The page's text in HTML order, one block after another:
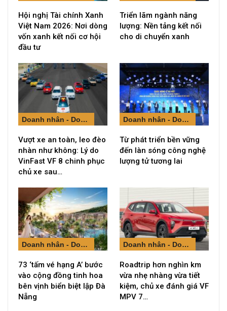
Hội nghị Tài chính Xanh
Việt Nam 2026: Nơi dòng
vốn xanh kết nối cơ hội
đầu tư
Triển lãm ngành năng
lượng: Nền tảng kết nối
cho di chuyển xanh
Doanh nhân - Doanh nghiệp
Vượt xe an toàn, leo đèo
nhàn như không: Lý do
VinFast VF 8 chinh phục
chủ xe sau…
Doanh nhân - Doanh nghiệp
Từ phát triển bền vững
đến làn sóng công nghệ
lượng tử tương lai
Doanh nhân - Doanh nghiệp
73 ‘tấm vé hạng A’ bước
vào cộng đồng tinh hoa
bên vịnh biển biệt lập Đà
Nẵng
Doanh nhân - Doanh nghiệp
Roadtrip hơn nghìn km
vừa nhẹ nhàng vừa tiết
kiệm, chủ xe đánh giá VF
MPV 7…